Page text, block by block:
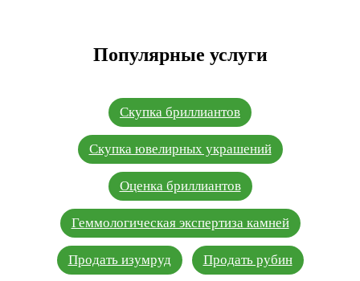
Популярные услуги
Скупка бриллиантов
Скупка ювелирных украшений
Оценка бриллиантов
Геммологическая экспертиза камней
Продать изумруд Продать рубин